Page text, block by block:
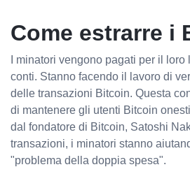
Come estrarre i
I minatori vengono pagati per il
conti. Stanno facendo il lavoro di
delle transazioni Bitcoin. Questa
di mantenere gli utenti Bitcoin
dal fondatore di Bitcoin, Satoshi
transazioni, i minatori stanno
"problema della doppia spesa".